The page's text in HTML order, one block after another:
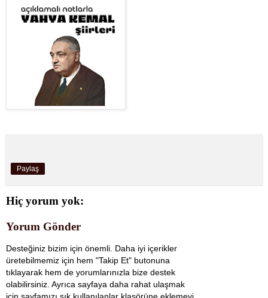
Paylaş
Hiç yorum yok:
Yorum Gönder
Desteğiniz bizim için önemli. Daha iyi içerikler
üretebilmemiz için hem "Takip Et" butonuna
tıklayarak hem de yorumlarınızla bize destek
olabilirsiniz. Ayrıca sayfaya daha rahat ulaşmak